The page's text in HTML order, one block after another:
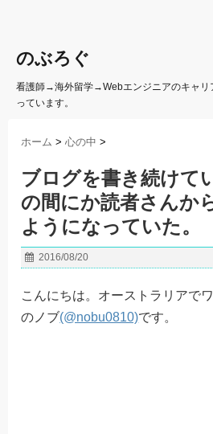
のぶろぐ
看護師→海外留学→Webエンジニアのキャリ
っています。
ホーム >心の中 >
ブログを書き続けて
の間にか読者さんか
ようになっていた。
2016/08/20
こんにちは。オーストラリアで
のノブ(@nobu0810)です。